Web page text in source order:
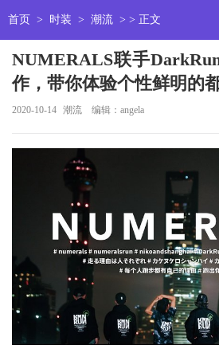
首页 > 时装 > 潮流 > > 正文
NUMERALS联手
作，带你体验个性鲜明的
2020-10-14 潮流 编辑：angela